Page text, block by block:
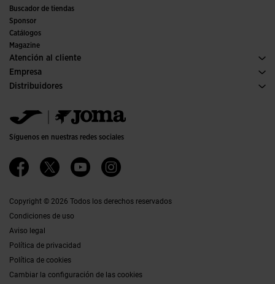
Fútbol
Fútbol sala
Comités y Federaciones
Ediciones especiales
Buscador de tiendas
Sponsor
Catálogos
Magazine
Atención al cliente
Condiciones de compra
Transporte y entrega
FAQs
Empresa
Historia
Política de calidad y medio ambiente
Trabaja con nosotros
Accesibilidad
Distribuidores
Jomanet
Área marketing
Contacto
Síguenos en nuestras redes sociales
Copyright © 2026 Todos los derechos reservados
Condiciones de uso
Aviso legal
Política de privacidad
Política de cookies
Cambiar la configuración de las cookies